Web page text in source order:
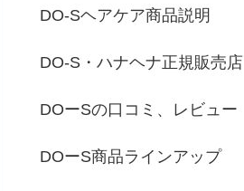
DO-Sヘアケア商品説明
DO-S・ハナヘナ正規販売店
DOーSの口コミ、レビュー
DOーS商品ラインアップ